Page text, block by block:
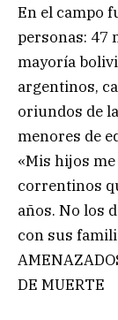
En el campo
personas: 47
mayoría
argentinos,
oriundos de
menores de
«Mis hijos
correntinos
años. No los
con sus
DE MUERTE